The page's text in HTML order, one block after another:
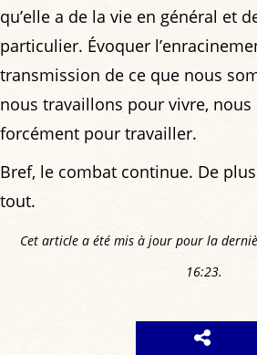
qu’elle a de la vie en général et
particulier. Évoquer
transmission de ce que nous
nous travaillons pour vivre, nous
forcément pour travailler.
Bref, le combat continue. De
tout.
Cet article a été mis à jour pour la
16:23.